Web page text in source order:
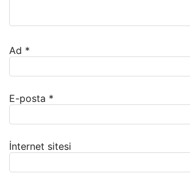
Ad *
E-posta *
İnternet sitesi